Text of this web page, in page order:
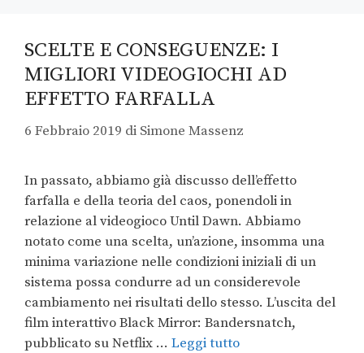
SCELTE E CONSEGUENZE: I
MIGLIORI VIDEOGIOCHI AD
EFFETTO FARFALLA
6 Febbraio 2019 di Simone Massenz
In passato, abbiamo già discusso dell’effetto
farfalla e della teoria del caos, ponendoli in
relazione al videogioco Until Dawn. Abbiamo
notato come una scelta, un’azione, insomma una
minima variazione nelle condizioni iniziali di un
sistema possa condurre ad un considerevole
cambiamento nei risultati dello stesso. L’uscita del
film interattivo Black Mirror: Bandersnatch,
pubblicato su Netflix … Leggi tutto